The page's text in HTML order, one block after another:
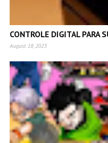
CONTROLE DIGITAL PARA
August 18, 2023